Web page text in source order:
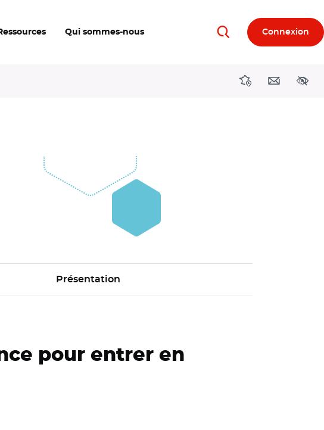
Qui sommes-nous RechercherConnexion
DirectionsContact
Présentation
pour entrer en